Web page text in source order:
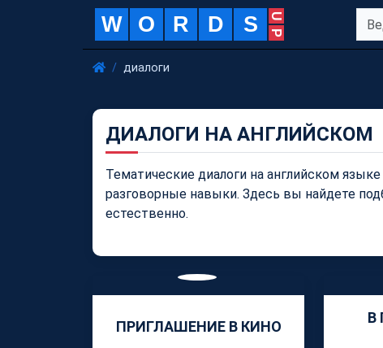
W O R D S
диалоги
ДИАЛОГИ НА АНГЛИЙСКОМ
Тематические диалоги на английском
разговорные навыки. Здесь вы найдете
естественно.
ПРИГЛАШЕНИЕ В КИНО
В